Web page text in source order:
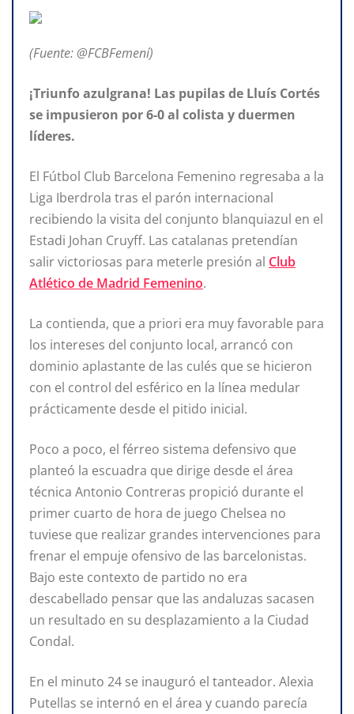
(Fuente: @FCBFemení)
¡Triunfo azulgrana! Las pupilas de Lluís Cortés
se impusieron por 6-0 al colista y duermen
líderes.
El Fútbol Club Barcelona Femenino regresaba a la
Liga Iberdrola tras el parón internacional
recibiendo la visita del conjunto blanquiazul en el
Estadi Johan Cruyff. Las catalanas pretendían
salir victoriosas para meterle presión al Club
Atlético de Madrid Femenino.
La contienda, que a priori era muy favorable para
los intereses del conjunto local, arrancó con
dominio aplastante de las culés que se hicieron
con el control del esférico en la línea medular
prácticamente desde el pitido inicial.
Poco a poco, el férreo sistema defensivo que
planteó la escuadra que dirige desde el área
técnica Antonio Contreras propició durante el
primer cuarto de hora de juego Chelsea no
tuviese que realizar grandes intervenciones para
frenar el empuje ofensivo de las barcelonistas.
Bajo este contexto de partido no era
descabellado pensar que las andaluzas sacasen
un resultado en su desplazamiento a la Ciudad
Condal.
En el minuto 24 se inauguró el tanteador. Alexia
Putellas se internó en el área y cuando parecía